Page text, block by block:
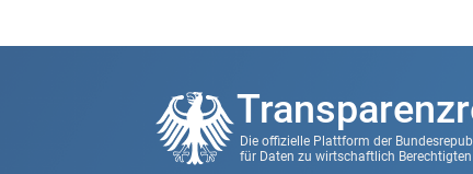
Die offizielle Plattform der
für Daten zu wirtschaftlich Berechtigten